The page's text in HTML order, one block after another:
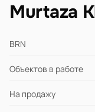
Murtaza
BRN
Объектов в работе
На продажу